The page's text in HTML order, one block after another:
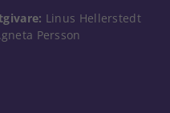
Linus Hellerstedt
Persson
Nödvändiga